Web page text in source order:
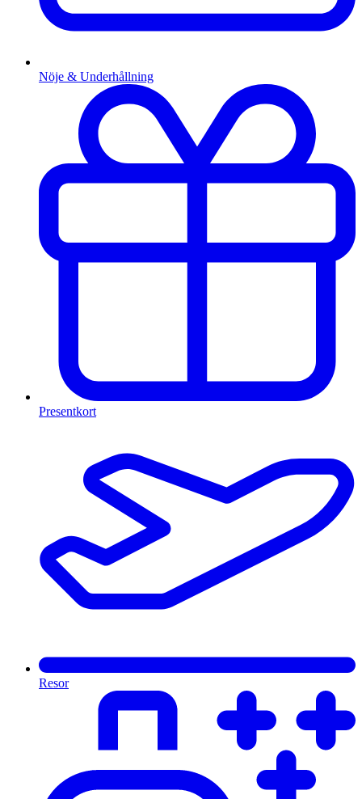
Nöje & Underhållning
Presentkort
Resor